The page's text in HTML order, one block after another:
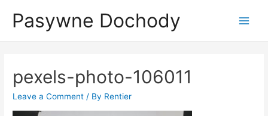
Pasywne Dochody
pexels-photo-106011
Leave a Comment / By Rentier